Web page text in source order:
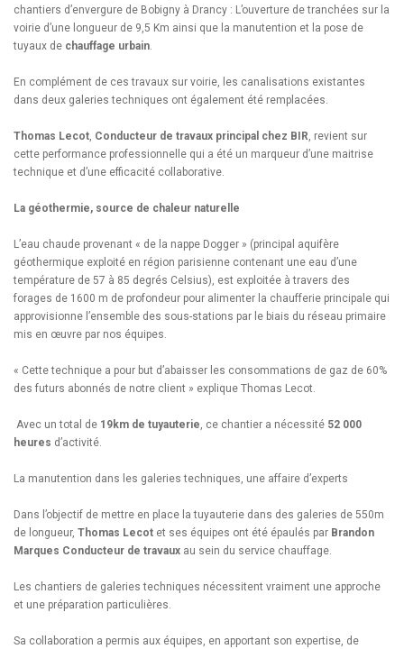
chantiers d’envergure de Bobigny à Drancy : L’ouverture de tranchées sur la
voirie d’une longueur de 9,5 Km ainsi que la manutention et la pose de
tuyaux de chauffage urbain.
En complément de ces travaux sur voirie, les canalisations existantes
dans deux galeries techniques ont également été remplacées.
Thomas Lecot, Conducteur de travaux principal chez BIR, revient sur
cette performance professionnelle qui a été un marqueur d’une maitrise
technique et d’une efficacité collaborative.
La géothermie, source de chaleur naturelle
L’eau chaude provenant « de la nappe Dogger » (principal aquifère
géothermique exploité en région parisienne contenant une eau d’une
température de 57 à 85 degrés Celsius), est exploitée à travers des
forages de 1600 m de profondeur pour alimenter la chaufferie principale qui
approvisionne l’ensemble des sous-stations par le biais du réseau primaire
mis en œuvre par nos équipes.
« Cette technique a pour but d’abaisser les consommations de gaz de 60%
des futurs abonnés de notre client » explique Thomas Lecot.
Avec un total de 19km de tuyauterie, ce chantier a nécessité 52 000
heures d’activité.
La manutention dans les galeries techniques, une affaire d’experts
Dans l’objectif de mettre en place la tuyauterie dans des galeries de 550m
de longueur, Thomas Lecot et ses équipes ont été épaulés par Brandon
Marques Conducteur de travaux au sein du service chauffage.
Les chantiers de galeries techniques nécessitent vraiment une approche
et une préparation particulières.
Sa collaboration a permis aux équipes, en apportant son expertise, de